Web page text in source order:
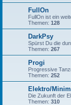
FullOn
FullOn ist ein
Themen: 128
DarkPsy
Spürst Du die
Themen: 267
Progi
Progressive
Themen: 252
Elektro/
Die Zukunft der
Themen: 310